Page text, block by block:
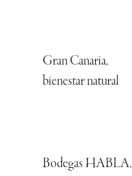
Gran Canaria,
bienestar natural
Bodegas HABLA,